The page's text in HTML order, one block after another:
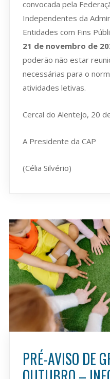
convocada pela
Independentes da
Entidades com Fins
21 de novembro de
poderão não estar
necessárias para o
atividades letivas.
Cercal do Alentejo, 20
A Presidente da CAP
(Célia Silvério)
PRÉ-AVISO DE